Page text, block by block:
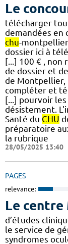
Le
télécharger
demandées en
chu-
dossier ici à
[...] 100 € , non
de dossier et
de Montpellier,
compléter et
[...] pourvoir les
désistement.
Santé du CHU
préparatoire
la rubrique
28/05/2025 13:40
PAGES
relevance:
Le centre
d’études
le service de
syndromes